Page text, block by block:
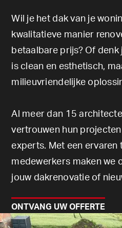
Wil je het dak van je
kwalitatieve manier
betaalbare prijs? Of denk
is clean en esthetisch,
milieuvriendelijke
Al meer dan 15
vertrouwen hun
experts. Met een ervaren
medewerkers maken we
jouw dakrenovatie of
ONTVANG UW OFFERTE